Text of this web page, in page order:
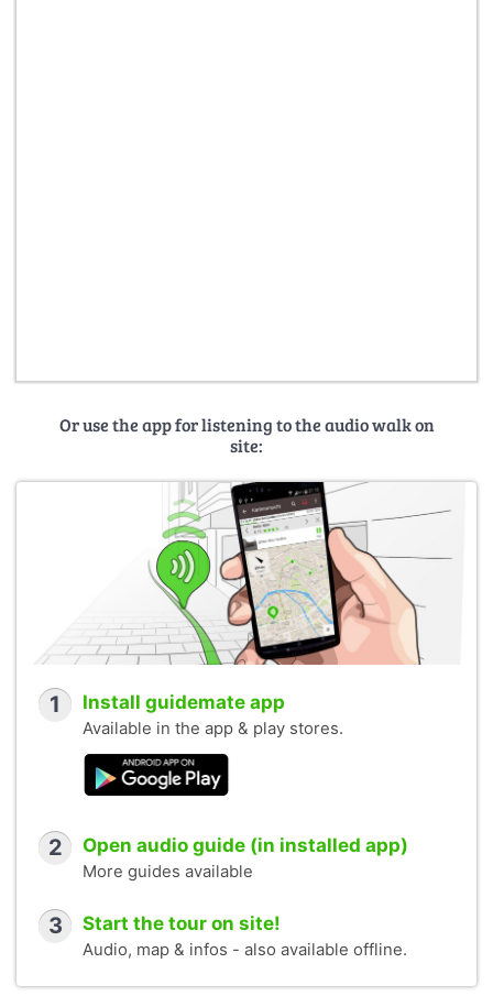
Or use the app for listening to the audio walk on
site:
1 Install guidemate app
Available in the app & play stores.
2 Open audio guide (in installed app)
More guides available
3 Start the tour on site!
Audio, map & infos - also available offline.